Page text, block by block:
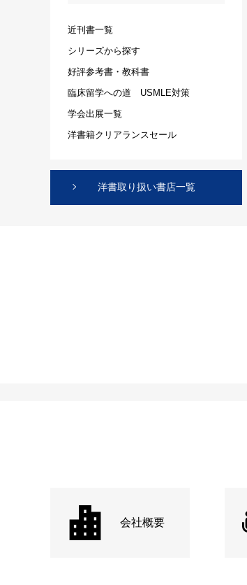
近刊書一覧
シリーズから探す
好評参考書・教科書
臨床留学への道 USMLE対策
学会出展一覧
洋書籍クリアランスセール
洋書取り扱い書店一覧
会社概要